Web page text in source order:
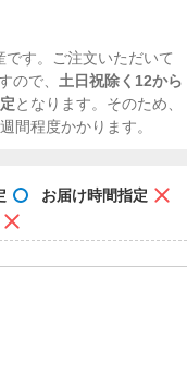
す。ご注文いただいて
ので、 土日祝除く12から
となります。そのため、
間程度かかります。
お届け時間指定